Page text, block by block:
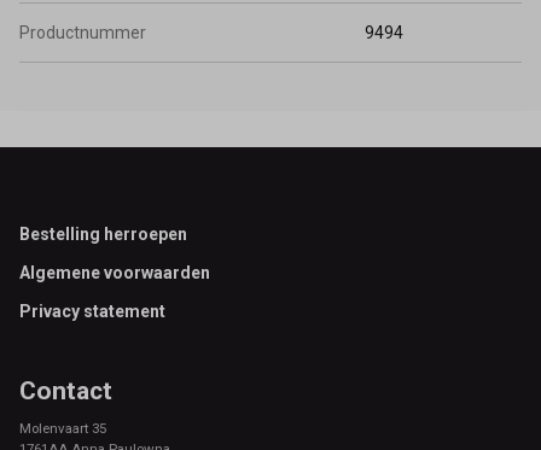
Productnummer 9494
Footer
Bestelling herroepen
Algemene voorwaarden
Privacy statement
Contact
Molenvaart 35